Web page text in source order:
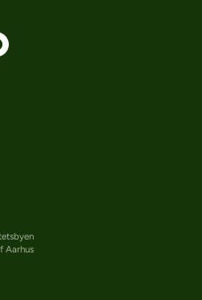
Aarhus